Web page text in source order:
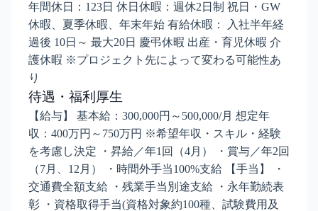
年間休日：123日 休日休暇：週休2日制 祝日・GW
休暇、夏季休暇、年末年始 有給休暇： 入社半年経
過後 10日～ 最大20日 慶弔休暇 出産・育児休暇 介
護休暇 ※プロジェクト先によって変わる可能性あ
り
待遇・福利厚生
【給与】 基本給：300,000円～500,000/月 想定年
収：400万円～750万円 ※希望年収・スキル・経験
を考慮し決定 ・昇給／年1回（4月） ・賞与／年2回
（7月、12月） ・時間外手当100%支給 【手当】 ・
交通費全額支給 ・残業手当別途支給 ・永年勤続表
彰 ・資格取得手当(資格対象約100種、試験費用及